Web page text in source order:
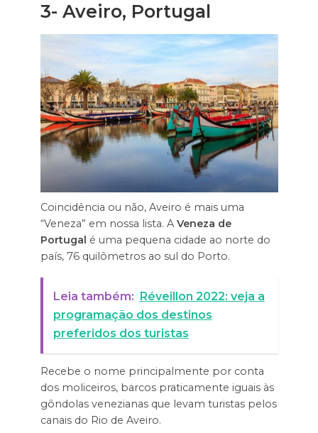
3- Aveiro, Portugal
Coincidência ou não, Aveiro é mais uma
“Veneza” em nossa lista. A Veneza de
Portugal é uma pequena cidade ao norte do
país, 76 quilômetros ao sul do Porto.
Leia também:
Réveillon 2022: veja a
programação dos destinos
preferidos dos turistas
Recebe o nome principalmente por conta
dos moliceiros, barcos praticamente iguais às
gôndolas venezianas que levam turistas pelos
canais do Rio de Aveiro.